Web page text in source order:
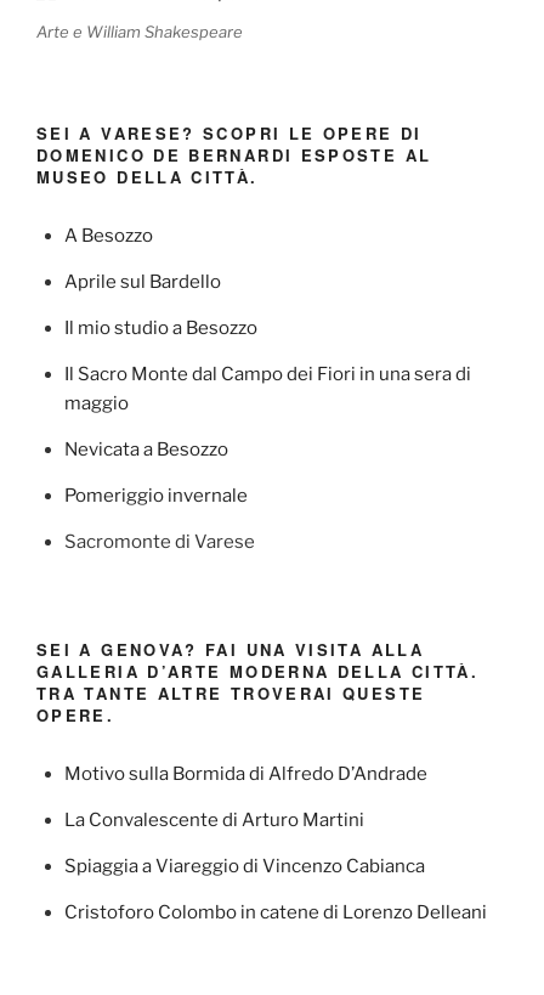
Arte e William Shakespeare
SEI A VARESE? SCOPRI LE OPERE DI
DOMENICO DE BERNARDI ESPOSTE AL
MUSEO DELLA CITTÀ.
A Besozzo
Aprile sul Bardello
Il mio studio a Besozzo
Il Sacro Monte dal Campo dei Fiori in una sera di
maggio
Nevicata a Besozzo
Pomeriggio invernale
Sacromonte di Varese
SEI A GENOVA? FAI UNA VISITA ALLA
GALLERIA D’ARTE MODERNA DELLA CITTÀ.
TRA TANTE ALTRE TROVERAI QUESTE
OPERE.
Motivo sulla Bormida di Alfredo D’Andrade
La Convalescente di Arturo Martini
Spiaggia a Viareggio di Vincenzo Cabianca
Cristoforo Colombo in catene di Lorenzo Delleani